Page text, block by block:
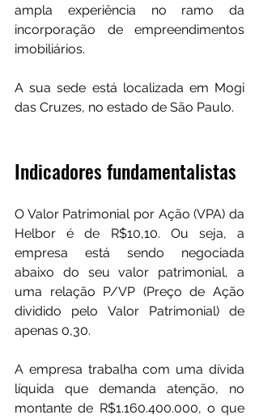
ampla experiência no ramo da
incorporação de empreendimentos
imobiliários.
A sua sede está localizada em Mogi
das Cruzes, no estado de São Paulo.
Indicadores fundamentalistas
O Valor Patrimonial por Ação (VPA) da
Helbor é de R$10,10. Ou seja, a
empresa está sendo negociada
abaixo do seu valor patrimonial, a
uma relação P/VP (Preço de Ação
dividido pelo Valor Patrimonial) de
apenas 0,30.
A empresa trabalha com uma dívida
líquida que demanda atenção, no
montante de R$1.160.400.000, o que